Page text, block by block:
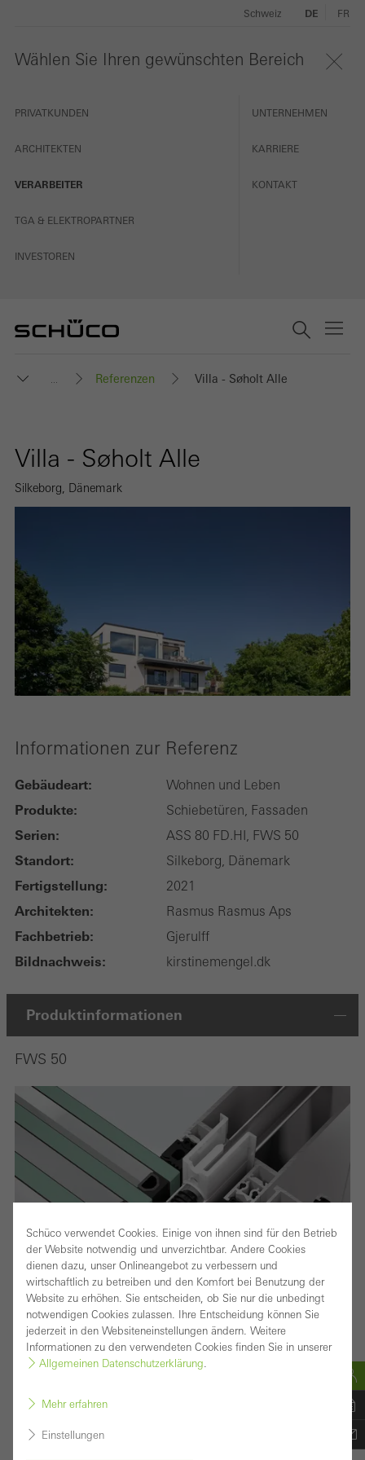
Wählen Sie Ihren gewünschten Bereich
PRIVATKUNDEN
ARCHITEKTEN
VERARBEITER
TGA & ELEKTROPARTNER
INVESTOREN
UNTERNEHMEN
KARRIERE
KONTAKT
Schweiz DE FR
... Referenzen Villa - Søholt Alle
Villa - Søholt Alle
Silkeborg, Dänemark
Informationen zur Referenz
Gebäudeart: Wohnen und Leben
Produkte: Schiebetüren, Fassaden
Serien: ASS 80 FD.HI, FWS 50
Standort: Silkeborg, Dänemark
Fertigstellung: 2021
Architekten: Rasmus Rasmus Aps
Fachbetrieb: Gjerulff
Bildnachweis: kirstinemengel.dk
Produktinformationen
FWS 50
Leistungsstarke Pfosten-Riegel-Fassade mit 50 mm
Schüco verwendet Cookies. Einige von ihnen sind für den Betrieb
der Website notwendig und unverzichtbar. Andere Cookies
dienen dazu, unser Onlineangebot zu verbessern und
wirtschaftlich zu betreiben und den Komfort bei Benutzung der
Website zu erhöhen. Sie entscheiden, ob Sie nur die unbedingt
notwendigen Cookies zulassen. Ihre Entscheidung können Sie
jederzeit in den Websiteneinstellungen ändern. Weitere
Informationen zu den verwendeten Cookies finden Sie in unserer
Allgemeinen Datenschutzerklärung.
Mehr erfahren
Einstellungen